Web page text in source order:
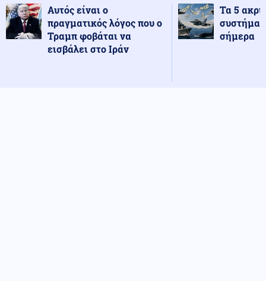
Αυτός είναι ο
πραγματικός λόγος που ο
Τραμπ φοβάται να
εισβάλει στο Ιράν
Τα 5
σήμερα